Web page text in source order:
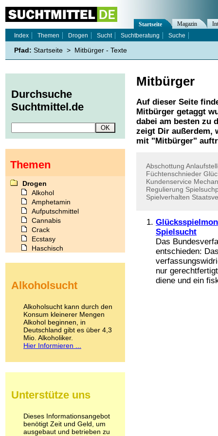
Mitbürger
Auf dieser Seite
Mitbürger getaggt
dabei am besten zu
zeigt Dir außerdem,
mit " Mitbürger"
Abschottung
Füchtenschnieder
Kundenservice
Regulierung
Spielverhalten
Spielsucht
Das
entschieden:
nur
diene und ein
Startseite Magazin
Index
Themen Drogen Sucht Suchtberatung Suche
Pfad: Startseite > Mitbürger - Texte
Durchsuche
Suchtmittel.de
Themen
Drogen
Alkohol
Amphetamin
Aufputschmittel
Cannabis
Crack
Ecstasy
Haschisch
Kokain
LSD
Marihuana
Medikamente
Meskalin
Metamphetamin
Methadon
Pilze
Psychopharmaka
Schlafmittel
Schmerzmittel
Alkoholsucht
Alkoholsucht kann durch den
Konsum kleinerer Mengen
Alkohol beginnen, in
Deutschland gibt es über 4,3
Mio. Alkoholiker.
Hier Informieren ...
Unterstütze uns
Dieses Informationsangebot
benötigt Zeit und Geld, um
ausgebaut und betrieben zu